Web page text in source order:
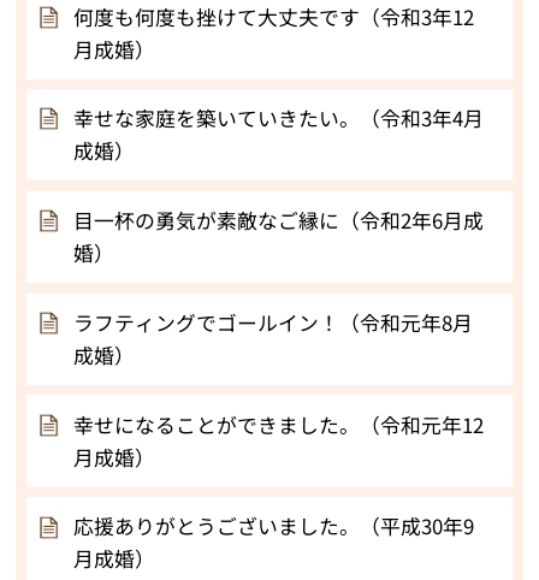
何度も何度も挫けて大丈夫です（令和3年12
月成婚）
幸せな家庭を築いていきたい。（令和3年4月
成婚）
目一杯の勇気が素敵なご縁に（令和2年6月成
婚）
ラフティングでゴールイン！（令和元年8月
成婚）
幸せになることができました。（令和元年12
月成婚）
応援ありがとうございました。（平成30年9
月成婚）